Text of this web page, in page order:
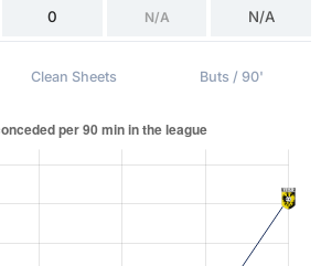
0 N/A N/A
Clean Sheets Buts / 90'